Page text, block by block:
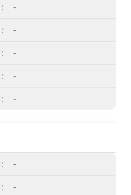
:
-
:
-
:
-
:
-
: -
:
-
: -